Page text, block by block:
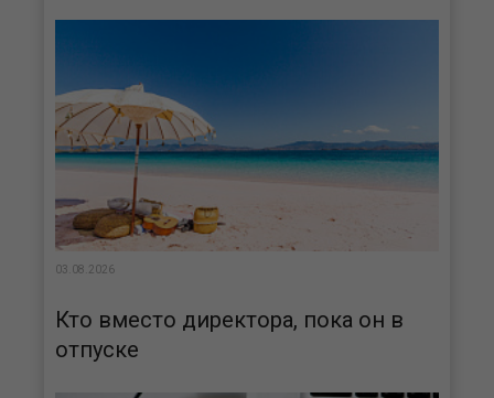
03.08.2026
Кто вместо директора, пока он в
отпуске